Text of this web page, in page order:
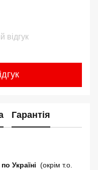
відгук
Гарантія
Україні (окрім т.о.